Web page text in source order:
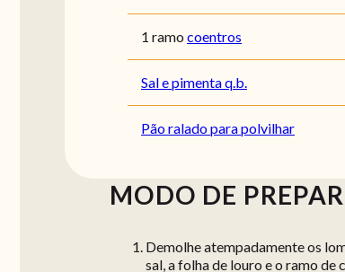
1 ramo coentros
Sal e pimenta q.b.
Pão ralado para polvilhar
MODO DE
Demolhe atempadamente os
sal, a folha de louro e o ramo